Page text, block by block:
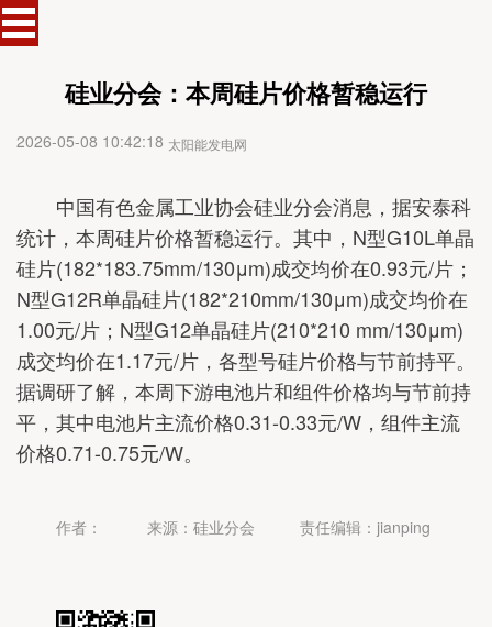
硅业分会：本周硅片价格暂稳运行
2026-05-08 10:42:18 太阳能发电网
中国有色金属工业协会硅业分会消息，据安泰科
统计，本周硅片价格暂稳运行。其中，N型G10L单晶
硅片(182*183.75mm/130μm)成交均价在0.93元/片；
N型G12R单晶硅片(182*210mm/130μm)成交均价在
1.00元/片；N型G12单晶硅片(210*210 mm/130μm)
成交均价在1.17元/片，各型号硅片价格与节前持平。
据调研了解，本周下游电池片和组件价格均与节前持
平，其中电池片主流价格0.31-0.33元/W，组件主流
价格0.71-0.75元/W。
作者： 来源：硅业分会 责任编辑：jianping